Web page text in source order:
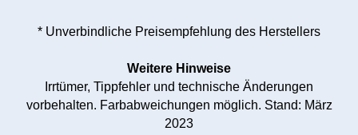
* Unverbindliche Preisempfehlung des Herstellers
Weitere Hinweise
Irrtümer, Tippfehler und technische Änderungen
vorbehalten. Farbabweichungen möglich. Stand: März
2023